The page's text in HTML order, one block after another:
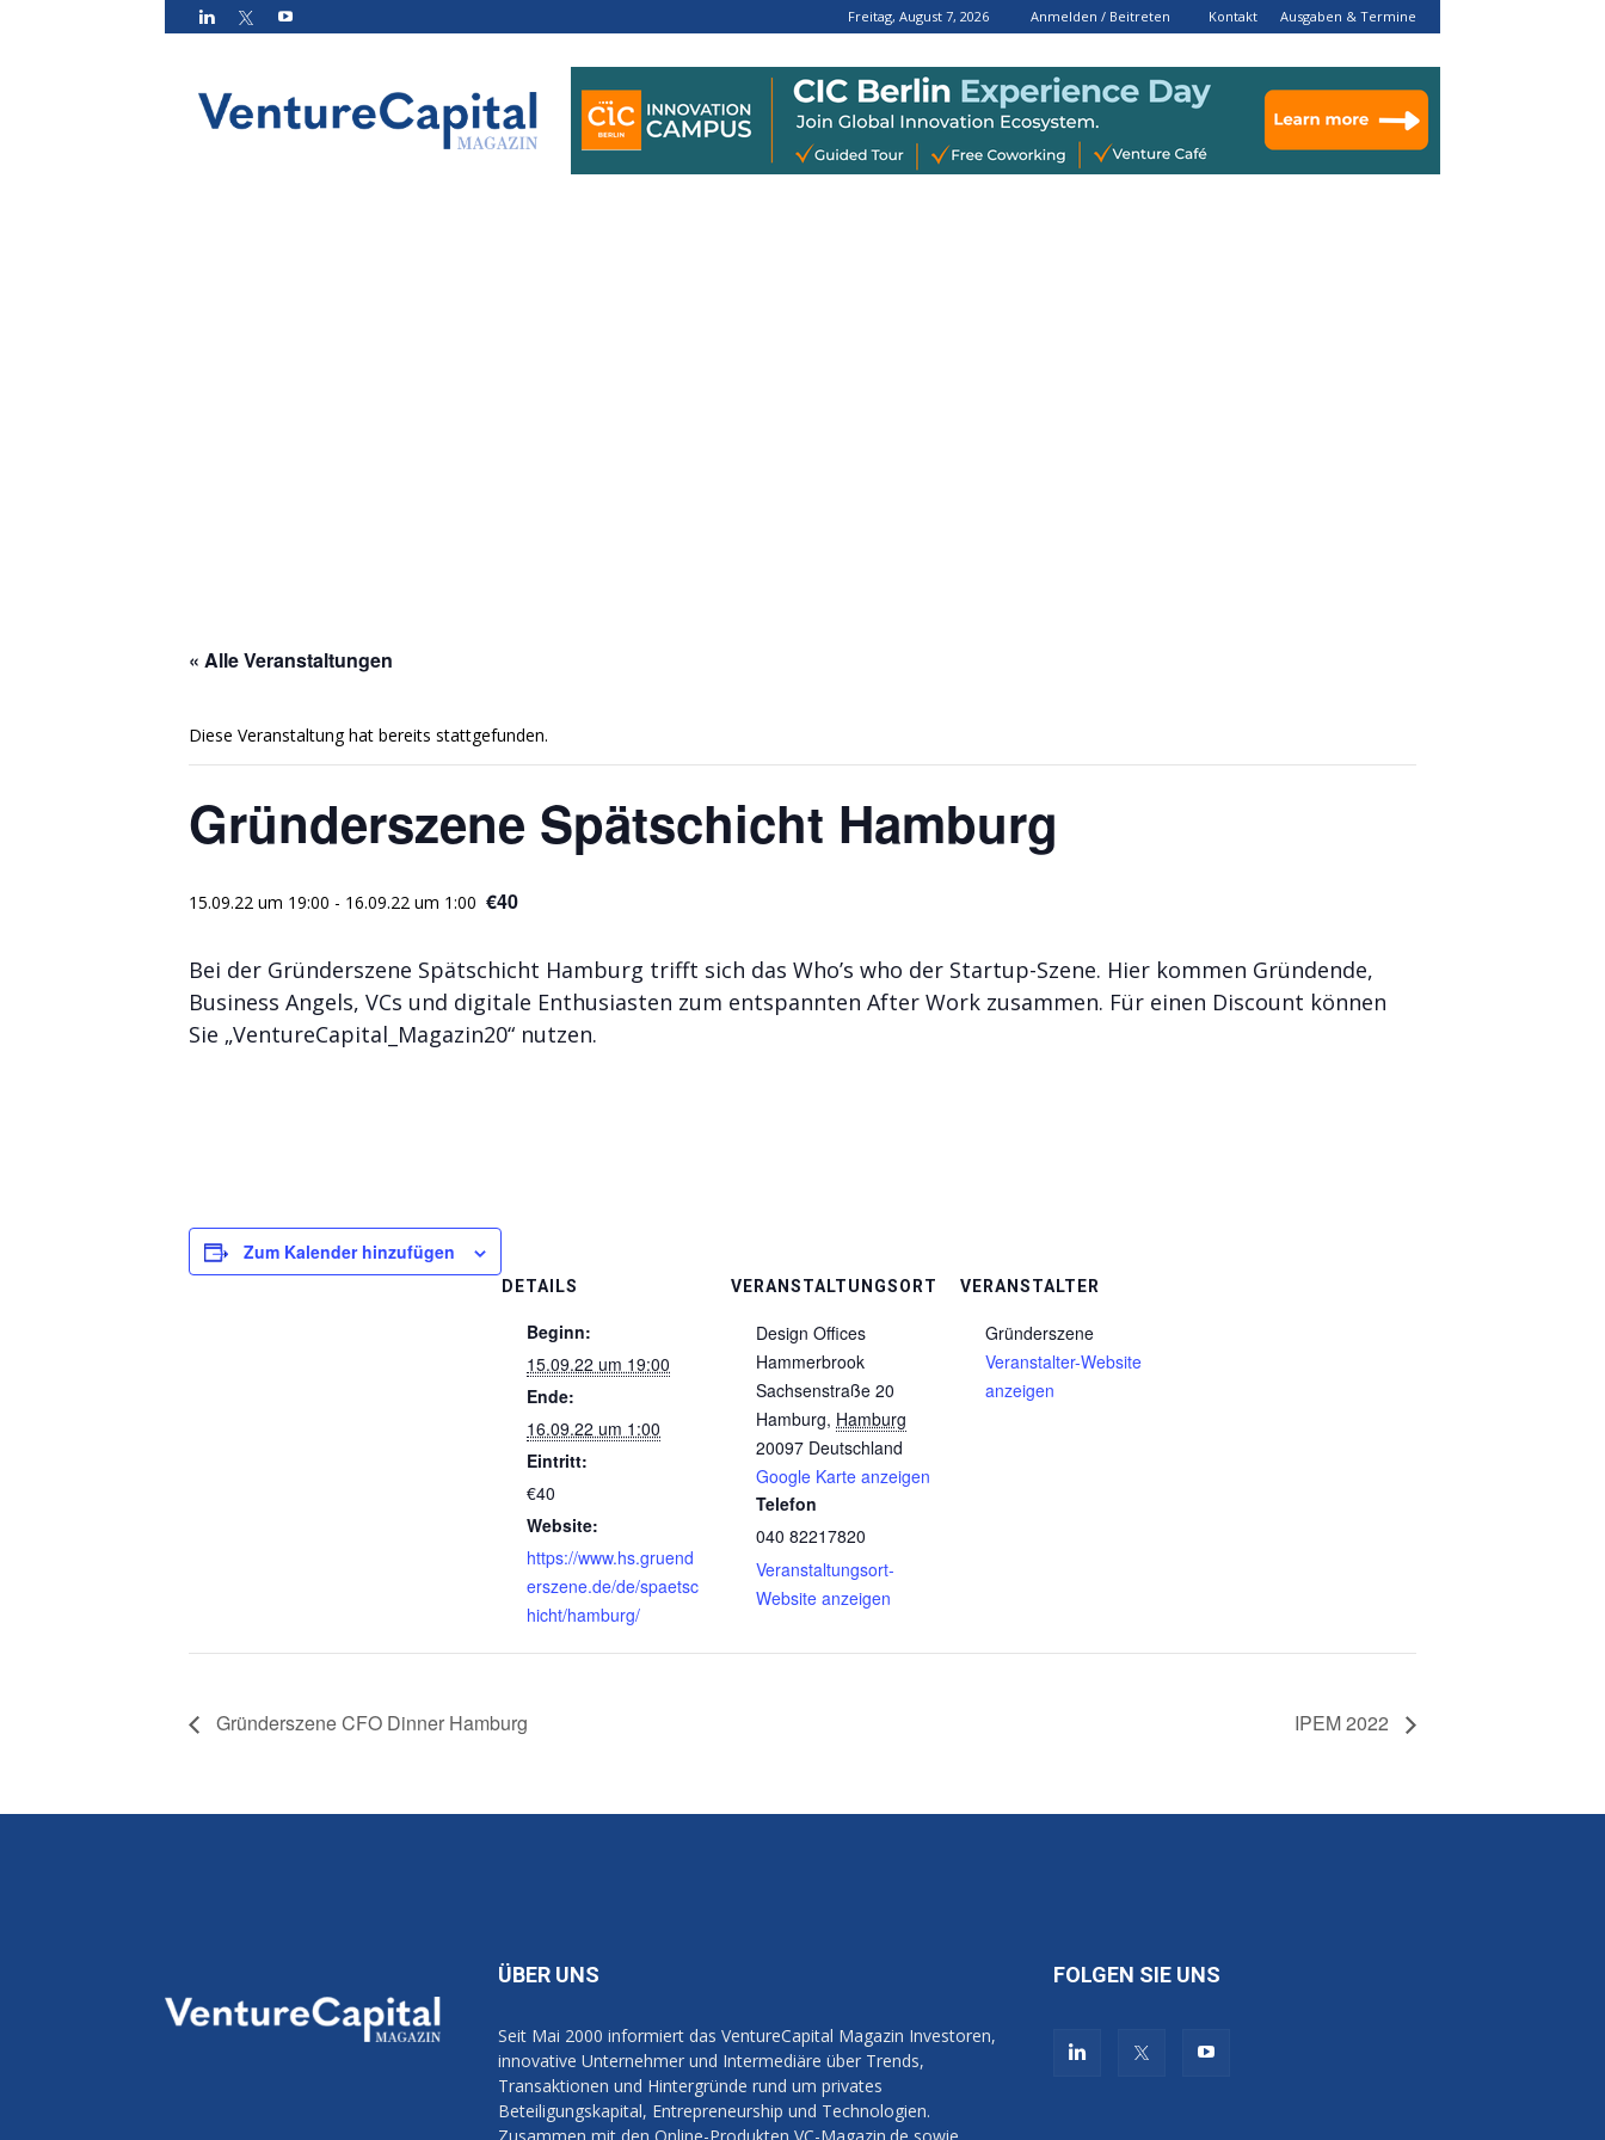
Freitag, August 7, 2026 Anmelden / Beitreten Kontakt Ausgaben & Termine
Magazin
« Alle Veranstaltungen
Diese Veranstaltung hat bereits stattgefunden.
Gründerszene Spätschicht Hamburg
15.09.22 um 19:00 - 16.09.22 um 1:00 €40
Bei der Gründerszene Spätschicht Hamburg trifft sich das Who’s who der Startup-Szene. Hier kommen Gründende,
Business Angels, VCs und digitale Enthusiasten zum entspannten After Work zusammen. Für einen Discount können
Sie „VentureCapital_Magazin20“ nutzen.
Zum Kalender hinzufügen
DETAILS
Beginn:
15.09.22 um 19:00
Ende:
16.09.22 um 1:00
Eintritt:
€40
Website:
https://www.hs.gruend
erszene.de/de/spaetsc
hicht/hamburg/
VERANSTALTUNGSORT
Design Offices
Hammerbrook
Sachsenstraße 20
Hamburg, Hamburg
20097 Deutschland
Google Karte anzeigen
Telefon
040 82217820
Veranstaltungsort-
Website anzeigen
VERANSTALTER
Gründerszene
Veranstalter-Website
anzeigen
Gründerszene CFO Dinner Hamburg IPEM 2022
ÜBER UNS
Seit Mai 2000 informiert das VentureCapital Magazin Investoren,
innovative Unternehmer und Intermediäre über Trends,
Transaktionen und Hintergründe rund um privates
Beteiligungskapital, Entrepreneurship und Technologien.
FOLGEN SIE UNS